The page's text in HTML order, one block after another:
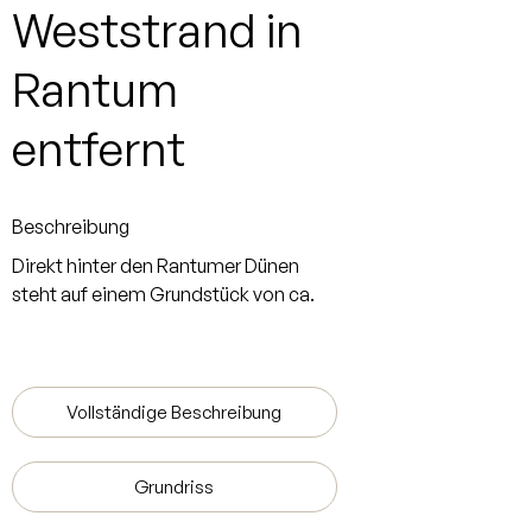
Weststrand in
Rantum
entfernt
Beschreibung
Direkt hinter den Rantumer Dünen
steht auf einem Grundstück von ca.
wenige Schritte vom Strand und dem
Söl'ring Hof entfernt. Die Ausstattung
ist hochwertig und ansprechend. Zu
der Einheit gehört ein Außenstellplatz
Vollständige Beschreibung
Grundriss